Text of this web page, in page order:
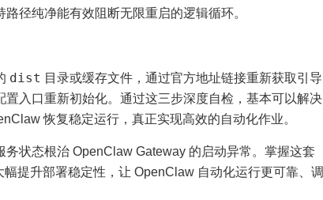
径纯净能有效阻断无限重启的逻辑循环。
dist 目录或缓存文件，通过官方地址链接重新获取引导
入口重新初始化。通过这三步深度自检，基本可以解决
恢复稳定运行，真正实现高效的自动化作业。
状态根治 OpenClaw Gateway 的启动异常。掌握这套
提升部署稳定性，让 OpenClaw 自动化运行更可靠、调